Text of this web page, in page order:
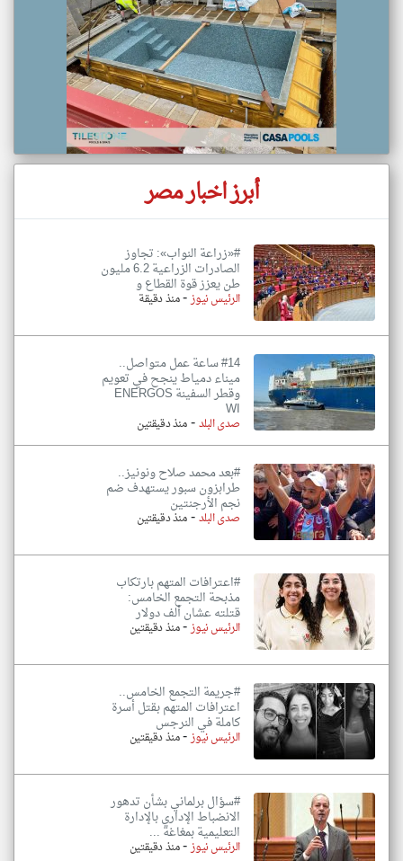
أبرز اخبار مصر
#«زراعة النواب»: تجاوز
الصادرات الزراعية 6.2 مليون
طن يعزز قوة القطاع و
الرئيس نيوز-منذ دقيقة
#14 ساعة عمل متواصل..
ميناء دمياط ينجح في تعويم
وقطر السفينة ENERGOS
WI
صدى البلد-منذ دقيقتين
#بعد محمد صلاح ونونيز..
طرابزون سبور يستهدف ضم
نجم الأرجنتين
صدى البلد-منذ دقيقتين
#اعترافات المتهم بارتكاب
مذبحة التجمع الخامس:
قتلته عشان ألف دولار
الرئيس نيوز-منذ دقيقتين
#جريمة التجمع الخامس..
اعترافات المتهم بقتل أسرة
كاملة في النرجس
الرئيس نيوز-منذ دقيقتين
#سؤال برلماني بشأن تدهور
الانضباط الإداري بالإدارة
التعليمية بمغاغة ...
الرئيس نيوز-منذ دقيقتين